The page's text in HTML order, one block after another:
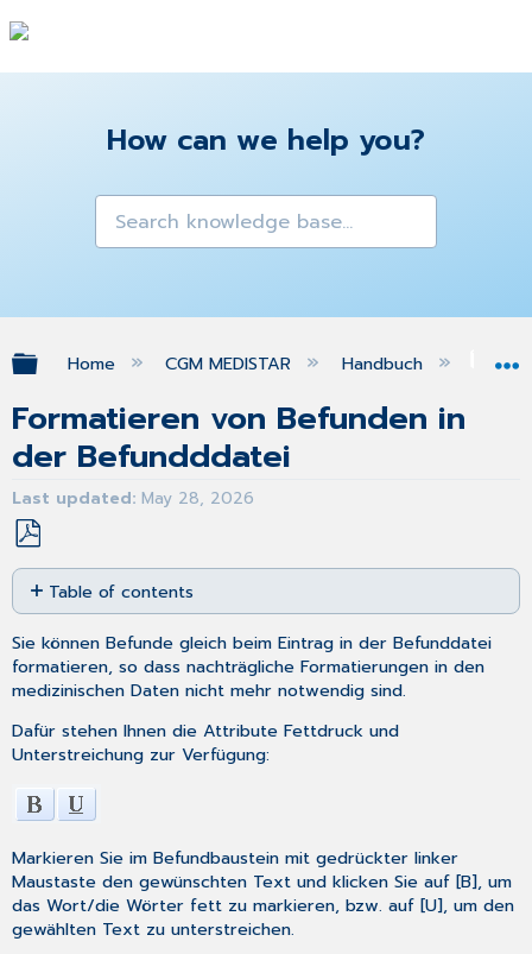
How can we help you?
Expand/collapse global hierarchy
Home CGM MEDISTAR Handbuch
Formatieren von Befunden in
der Befundddatei
Last updated May 28, 2026
Save
as
PDF
Table of contents
No
headers
Sie können Befunde gleich beim Eintrag in derBefunddatei
formatieren, so dass nachträgliche Formatierungen in den
medizinischen Daten nicht mehr notwendig sind.
Dafür stehen Ihnen die Attribute Fettdruck und
Unterstreichung zur Verfügung:
Markieren Sie im Befundbaustein mit gedrückter linker
Maustaste den gewünschten Text und klicken Sie auf [B], um
das Wort/die Wörter fett zu markieren, bzw. auf [U], um den
gewählten Text zu unterstreichen.